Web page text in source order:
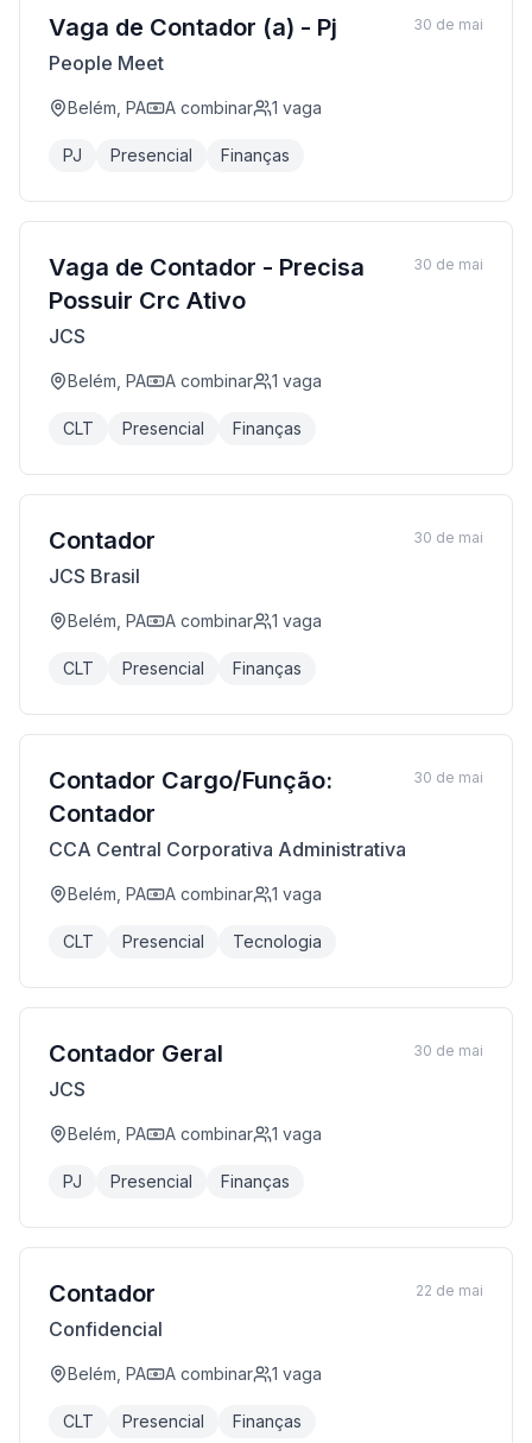
Vaga de Contador (a) - Pj
People Meet
Belém, PA A combinar 1 vaga
PJ Presencial Finanças
30 de mai
Vaga de Contador - Precisa
Possuir Crc Ativo
JCS
Belém, PA A combinar 1 vaga
CLT Presencial Finanças
30 de mai
Contador
JCS Brasil
Belém, PA A combinar 1 vaga
CLT Presencial Finanças
30 de mai
Contador Cargo/Função:
Contador
CCA Central Corporativa Administrativa
Belém, PA A combinar 1 vaga
CLT Presencial Tecnologia
30 de mai
Contador Geral
JCS
Belém, PA A combinar 1 vaga
PJ Presencial Finanças
30 de mai
Contador
Confidencial
Belém, PA A combinar 1 vaga
CLT Presencial Finanças
22 de mai